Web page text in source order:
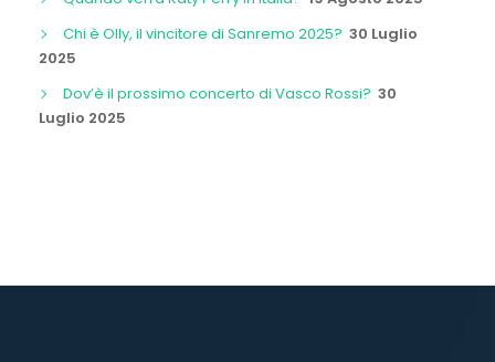
Chi è Olly, il vincitore di Sanremo 2025? 30 Luglio
2025
Dov’è il prossimo concerto di Vasco Rossi? 30
Luglio 2025